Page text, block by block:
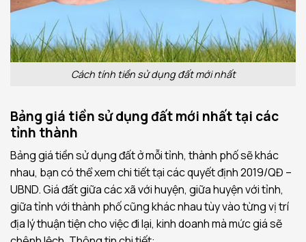
Cách tính tiền sử dụng đất mới nhất
Bảng giá tiền sử dụng đất mới nhất tại các
tỉnh thành
Bảng giá tiền sử dụng đất ở mỗi tỉnh, thành phố sẽ khác
nhau, bạn có thể xem chi tiết tại các quyết định 2019/QĐ –
UBND. Giá đất giữa các xã với huyện, giữa huyện với tỉnh,
giữa tỉnh với thành phố cũng khác nhau tùy vào từng vị trí
địa lý thuận tiện cho việc đi lại, kinh doanh mà mức giá sẽ